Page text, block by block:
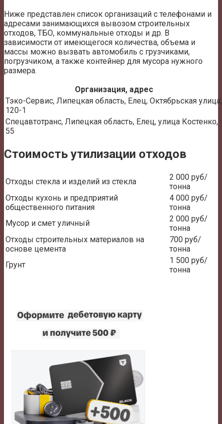
Ниже представлен список организаций с телефонами и
адресами занимающихся вывозом строительных
отходов, ТБО, коммунальные отходы и др. В
зависимости от имеющегося количества, объема и
массы можно вызвать автомобиль с грузчиками,
погрузчиком, а также контейнер для мусора нужного
размера.
Организация, адрес
Тэко-Сервис, Липецкая область, Елец, Октябрьская улица,
120-1
Спецавтотранс, Липецкая область, Елец, улица Костенко,
55
Стоимость утилизации отходов
Отходы стекла и изделий из стекла
2 000 руб/
тонна
Отходы кухонь и предприятий
общественного питания
4 000 руб/
тонна
Мусор и смет уличный
2 000 руб/
тонна
Отходы строительных материалов на
основе цемента
700 руб/
тонна
Грунт
1 500 руб/
тонна